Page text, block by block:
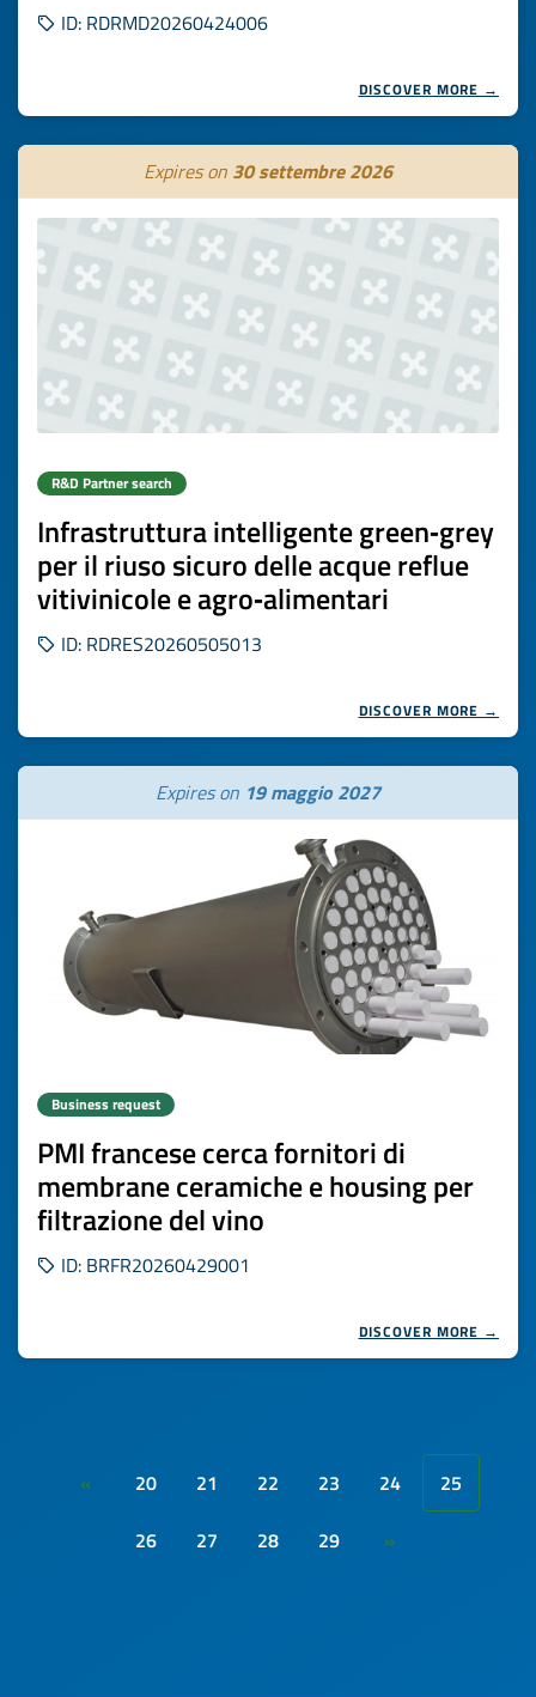
ID: RDRMD20260424006
DISCOVER MORE →
Expires on 30 settembre 2026
R&D Partner search
Infrastruttura intelligente green‑grey
per il riuso sicuro delle acque reflue
vitivinicole e agro‑alimentari
ID: RDRES20260505013
DISCOVER MORE →
Expires on 19 maggio 2027
Business request
PMI francese cerca fornitori di
membrane ceramiche e housing per
filtrazione del vino
ID: BRFR20260429001
DISCOVER MORE →
« 20 21 22 23 24
25
26
27 28 29 »